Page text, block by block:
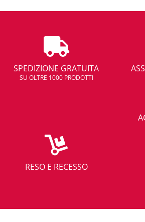
SPEDIZIONE GRATUITA
SU OLTRE 1000 PRODOTTI
RESO E RECESSO